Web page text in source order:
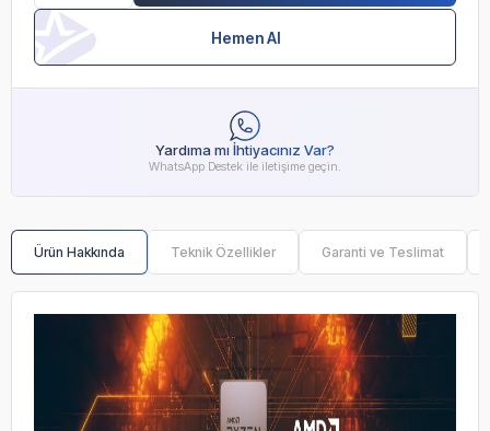
Hemen Al
Yardıma mı İhtiyacınız Var?
WhatsApp Destek ile iletişime geçin.
Ürün Hakkında Teknik Özellikler Garanti ve Teslimat